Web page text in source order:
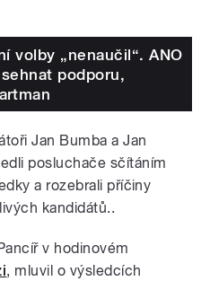
volby „nenaučil“. ANO
podporu,
Jan Bumba a Jan
posluchače sčítáním
a rozebrali příčiny
kandidátů..
v hodinovém
, mluvil o výsledcích